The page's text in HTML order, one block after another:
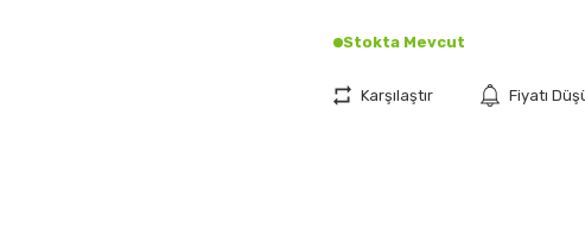
Stokta Mevcut
Karşılaştır Fiyatı